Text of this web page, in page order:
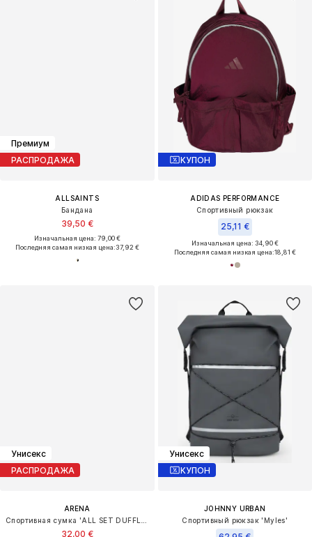
Премиум
РАСПРОДАЖА
ALLSAINTS
Бандана
39,50 €
Изначальная цена: 79,00 €
Последняя самая низкая цена:37,92 €
КУПОН
ADIDAS PERFORMANCE
Спортивный рюкзак
25,11 €
Изначальная цена: 34,90 €
Последняя самая низкая цена:18,81 €
Унисекс
РАСПРОДАЖА
ARENA
32,00 €
Унисекс
КУПОН
JOHNNY URBAN
Спортивный рюкзак 'Myles'